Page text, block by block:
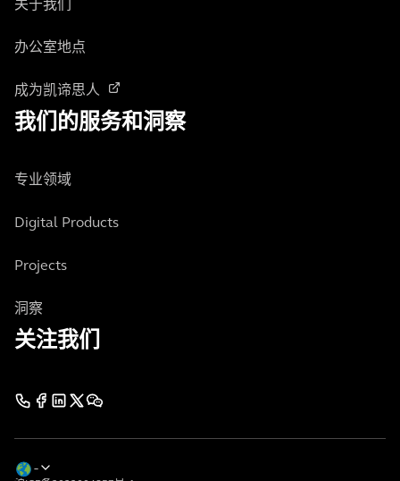
关于我们
办公室地点
成为凯谛思人
我们的服务和洞察
专业领域
Digital Products
Projects
洞察
关注我们